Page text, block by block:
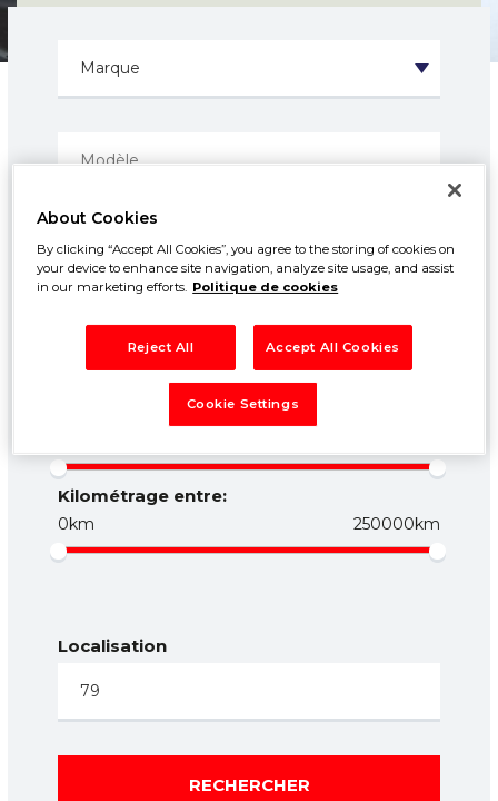
Prix entre:
50000€
Kilométrage entre:
0km 250000km
Localisation
RECHERCHER
About Cookies
By clicking “Accept All Cookies”, you agree to the storing of cookies on
your device to enhance site navigation, analyze site usage, and assist
in our marketing efforts. Politique de cookies
Reject All Accept All Cookies
Cookie Settings